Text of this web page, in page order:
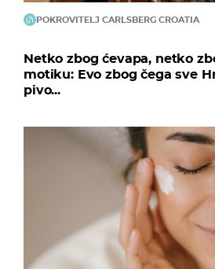
POKROVITELJ CARLSBERG CROATIA
Netko zbog ćevapa, netko
motiku: Evo zbog čega sve
pivo...